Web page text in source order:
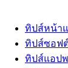
ทิปส์หน้า
ทิปส์ซอฟ
ทิปส์แอป